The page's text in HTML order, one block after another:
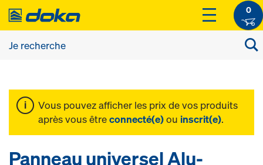
0
Vous pouvez afficher les prix de vos produits
après vous êtreconnecté(e)ou inscrit(e).
Panneau universel Alu-